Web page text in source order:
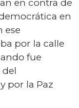
en contra de
en
ese
por la calle
fue
por la Paz